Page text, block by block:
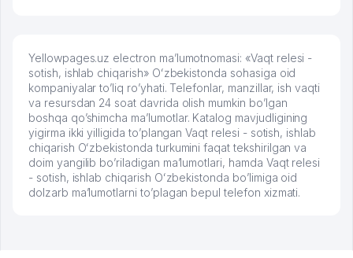
Yellowpages.uz electron ma’lumotnomasi: «Vaqt relesi -
sotish, ishlab chiqarish» Oʻzbekistonda sohasiga oid
kompaniyalar to’liq ro’yhati. Telefonlar, manzillar, ish vaqti
va resursdan 24 soat davrida olish mumkin bo’lgan
boshqa qo’shimcha ma’lumotlar. Katalog mavjudligining
yigirma ikki yilligida to’plangan Vaqt relesi - sotish, ishlab
chiqarish Oʻzbekistonda turkumini faqat tekshirilgan va
doim yangilib bo’riladigan ma’lumotlari, hamda Vaqt relesi
- sotish, ishlab chiqarish Oʻzbekistonda bo’limiga oid
dolzarb ma’lumotlarni to’plagan bepul telefon xizmati.